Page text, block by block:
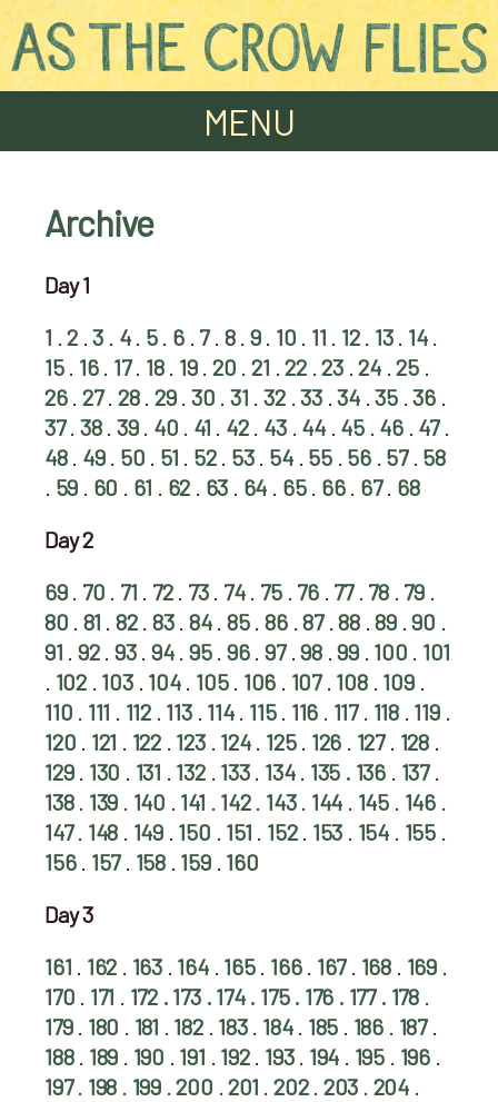
i
t
As the Crow Flies
MENU
Archive
Day 1
1 .2 .3 . 4. 5. 6. 7. 8. 9. 10 . 11 . 12. 13. 14.
15. 16. 17. 18. 19.20 .21 .22.23.24.25.
26.27.28.29.30 .31 .32.33.34.35.36.
37.38.39. 40 . 41 . 42. 43. 44. 45. 46. 47.
48. 49. 50 . 51 . 52. 53. 54. 55. 56. 57. 58
. 59 . 60 . 61 . 62 . 63 . 64 . 65. 66. 67. 68
Day 2
69. 70 . 71 . 72. 73. 74. 75. 76. 77. 78. 79.
80 .81 .82.83.84.85.86.87.88.89.90 .
91 .92.93.94.95.96.97.98.99. 100 . 101
. 102 . 103. 104. 105. 106 . 107. 108. 109.
110 . 111 . 112 . 113. 114. 115. 116 . 117. 118. 119.
120 . 121 . 122 . 123. 124. 125. 126 . 127. 128.
129. 130 . 131 . 132. 133. 134. 135 . 136 . 137.
138. 139 . 140 . 141 . 142. 143. 144 . 145 . 146.
147. 148 . 149 . 150 . 151 . 152. 153 . 154 . 155.
156. 157. 158 . 159. 160
Day 3
161 . 162 . 163 . 164. 165. 166. 167. 168 . 169.
170 . 171 . 172 . 173. 174. 175. 176 . 177. 178.
179. 180 . 181 . 182. 183. 184. 185 . 186 . 187.
188. 189 . 190 . 191 . 192. 193. 194 . 195 . 196.
197. 198 . 199 .200 .201 .202. 203 . 204 .